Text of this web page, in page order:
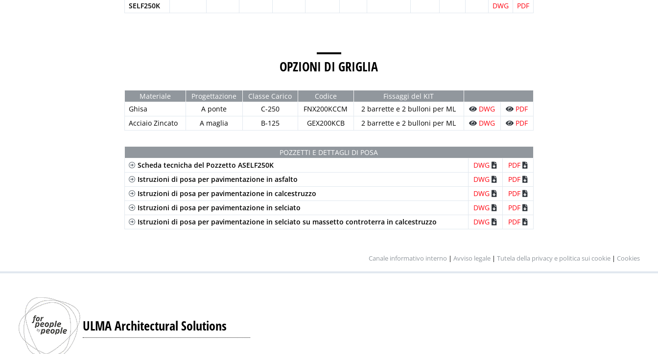
SELF250K
DWG
PDF
OPZIONI DI GRIGLIA
Materiale Progettazione Classe Carico Codice
Fissaggi del KIT
Ghisa
A ponte C-250 FNX200KCCM 2 barrette e 2 bulloni per ML DWG
PDF
Acciaio Zincato
A maglia B-125 GEX200KCB 2 barrette e 2 bulloni per ML DWG PDF
POZZETTI E DETTAGLI DI POSA
Scheda tecnicha del Pozzetto ASELF250K
DWG
PDF
Istruzioni di posa per pavimentazione in asfalto
DWG
PDF
Istruzioni di posa per pavimentazione in calcestruzzo
DWG
PDF
Istruzioni di posa per pavimentazione in selciato
DWG
PDF
Istruzioni di posa per pavimentazione in selciato su massetto controterra in calcestruzzo
DWG PDF
Canale informativo interno | Avviso legale | Tutela della privacy e politica sui cookie | Cookies
ULMA Architectural Solutions